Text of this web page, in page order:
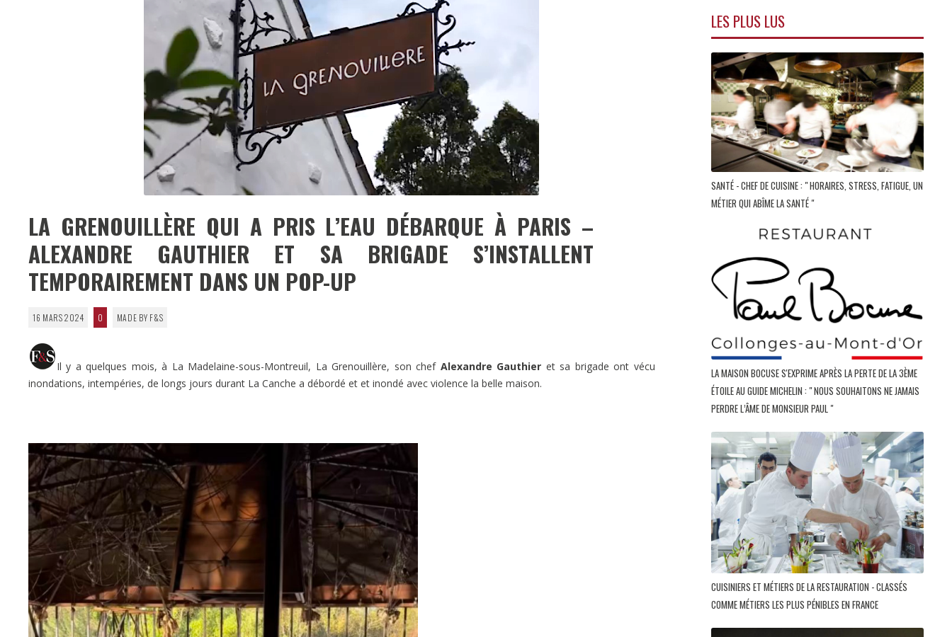
DESTIN DE FEMME
LA GRENOUILLÈRE QUI A PRIS L’EAU DÉBARQUE À PARIS –
ALEXANDRE GAUTHIER ET SA BRIGADE S’INSTALLENT
TEMPORAIREMENT DANS UN POP-UP
16 MARS 2024 0 MADE BY F&S
Il y a quelques mois, à La Madelaine-sous-Montreuil, La Grenouillère, son chef Alexandre Gauthier et sa brigade ont vécu
inondations, intempéries, de longs jours durant La Canche a débordé et et inondé avec violence la belle maison.
LES PLUS LUS
SANTÉ - CHEF DE CUISINE : " HORAIRES, STRESS, FATIGUE, UN
MÉTIER QUI ABÎME LA SANTÉ "
LA MAISON BOCUSE S'EXPRIME APRÈS LA PERTE DE LA 3ÈME
ÉTOILE AU GUIDE MICHELIN : " NOUS SOUHAITONS NE JAMAIS
PERDRE L’ÂME DE MONSIEUR PAUL "
CUISINIERS ET MÉTIERS DE LA RESTAURATION - CLASSÉS
COMME MÉTIERS LES PLUS PÉNIBLES EN FRANCE